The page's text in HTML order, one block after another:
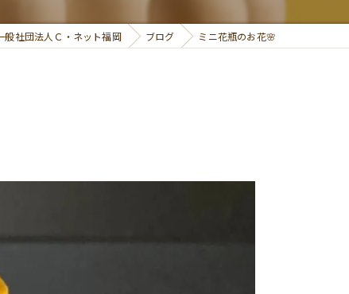
般社団法人Ｃ・ネット福岡 ブログ ミニ花瓶のお花🌸